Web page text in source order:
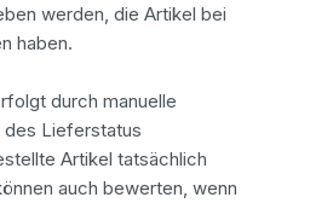
werden, die Artikel bei
haben.
durch manuelle
des Lieferstatus
Artikel tatsächlich
auch bewerten, wenn